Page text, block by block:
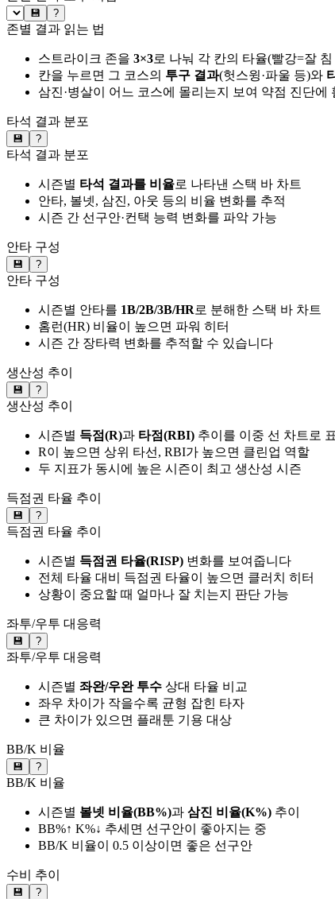
💾 ?
존별 결과 읽는 법
스트라이크 존을 3×3로 나눠 각 칸의 타율(빨강=잘 침
칸을 누르면 그 코스의 투구 결과(헛스윙·파울 등)와
삼진·병살이 어느 코스에 몰리는지 보여 약점 진단에
타석 결과 분포
💾 ?
타석 결과 분포
시즌별 타석 결과를 비율로 나타낸 스택 바 차트
안타, 볼넷, 삼진, 아웃 등의 비율 변화를 추적
시즌 간 선구안·컨택 능력 변화를 파악 가능
안타 구성
💾 ?
안타 구성
시즌별 안타를 1B/2B/3B/HR로 분해한 스택 바 차트
홈런(HR) 비율이 높으면 파워 히터
시즌 간 장타력 변화를 추적할 수 있습니다
생산성 추이
💾 ?
생산성 추이
시즌별 득점(R)과 타점(RBI) 추이를 이중 선 차트로
R이 높으면 상위 타선, RBI가 높으면 클린업 역할
두 지표가 동시에 높은 시즌이 최고 생산성 시즌
득점권 타율 추이
💾 ?
득점권 타율 추이
시즌별 득점권 타율(RISP) 변화를 보여줍니다
전체 타율 대비 득점권 타율이 높으면 클러치 히터
상황이 중요할 때 얼마나 잘 치는지 판단 가능
좌투/우투 대응력
💾 ?
좌투/우투 대응력
시즌별 좌완/우완 투수 상대 타율 비교
좌우 차이가 작을수록 균형 잡힌 타자
큰 차이가 있으면 플래툰 기용 대상
BB/K 비율
💾 ?
BB/K 비율
시즌별 볼넷 비율(BB%)과 삼진 비율(K%) 추이
BB%↑ K%↓ 추세면 선구안이 좋아지는 중
BB/K 비율이 0.5 이상이면 좋은 선구안
수비 추이
💾 ?